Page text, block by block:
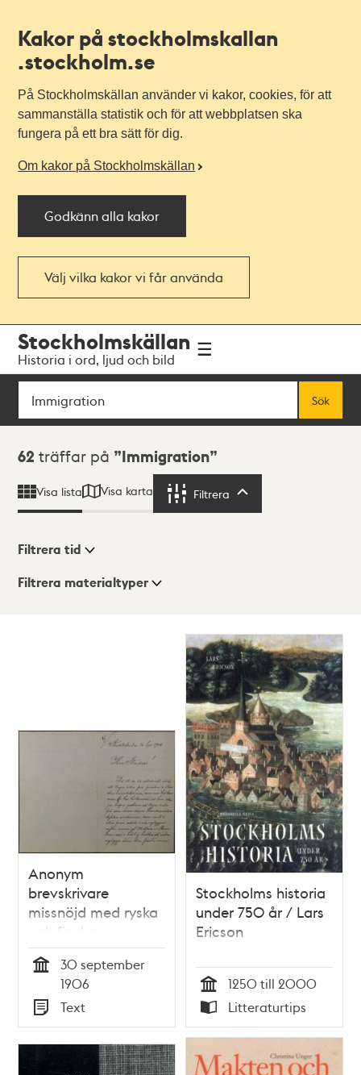
Kakor på stockholmskallan
.stockholm.se
På Stockholmskällan använder vi kakor, cookies, för att
sammanställa statistik och för att webbplatsen ska
fungera på ett bra sätt för dig.
Om kakor på Stockholmskällan
Godkänn alla kakor
Välj vilka kakor vi får använda
navigationen
huvudinnehållet
Stockholmskällan
Historia i ord, ljud och bild
Sök
Sök
Sökresultat
62 träffar på Immigration
Visa lista Visa karta Filtrera
Visningsläge
Filtrera tid
Filtrera materialtyper
Anonym
brevskrivare
missnöjd med ryska
och finska
byggnadsarbetare
30 september
1906
Typ
Text
Stockholms historia
under 750 år / Lars
Ericson
Tid
1250 till 2000
Typ
Litteraturtips